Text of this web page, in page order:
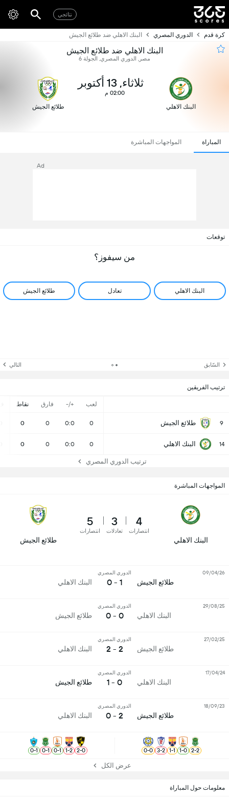
نتائجي
كرة قدم الدوري المصري البنك الاهلي ضد طلائع الجيش
البنك الاهلي ضد طلائع الجيش
مصر, الدوري المصري, الجولة 6
البنك الاهلي
ثلاثاء, 13 أكتوبر
02:00 م
طلائع الجيش
المباراة المواجهات المباشرة
Ad
توقعات
من سيفوز؟
البنك الاهلي تعادل طلائع الجيش
السّابق التالي
ترتيب الفريقين
لعب +/- فارق نقاط
9 طلائع الجيش 0
0:0
0
0
14 البنك الاهلي 0
0:0
0
0
ترتيب الدوري المصري
معلومات حول المباراة
المواجهات المباشرة
البنك الاهلي
4
انتصارات
3
تعادلات
5
انتصارات
طلائع الجيش
طلائع الجيش
الدوري المصري
1 - 0 البنك الاهلي
09/04/26
البنك الاهلي
الدوري المصري
0 - 0 طلائع الجيش
29/08/25
طلائع الجيش
الدوري المصري
2 - 2 البنك الاهلي
27/02/25
البنك الاهلي
الدوري المصري
0 - 1 طلائع الجيش
17/04/24
طلائع الجيش
الدوري المصري
2 - 0 البنك الاهلي
18/09/23
2
-
2
0
-
1
1
-
1
2
-
3
0
-
0
0
-
2
2
-
1
1
-
0
1
-
0
1
-
0
عرض الكل